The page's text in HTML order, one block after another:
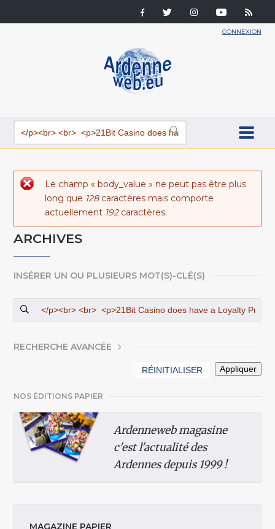
CONNEXION
Message d'erreur
Le champ « body_value » ne peut pas être plus
long que 128caractères mais comporte
actuellement 192caractères.
ARCHIVES
INSÉRER UN OU PLUSIEURS MOT(S)-CLÉ(S)
AFFICHER
RECHERCHE AVANCÉE
NOS ÉDITIONS PAPIER
Ardenneweb magasine
c'est l'actualité des
Ardennes depuis 1999 !
MAGAZINE PAPIER